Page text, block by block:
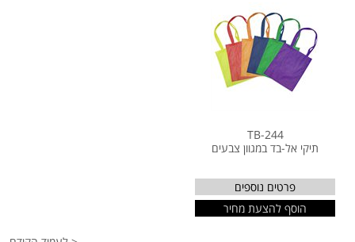
TB-244
תיקי אל-בד במגוון צבעים
פרטים נוספים
הוסף להצעת מחיר